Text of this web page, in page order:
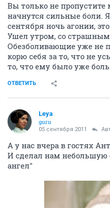
Вы только не пропустите
начнутся сильные боли.
сентября ночь агонии,
Ушел утром, со
Обезболивающие уже не
корю себя за то, что не
то, что ему было уже
ОТВЕТИТЬ
Leya
guru
05 сентября 2011
А у нас вчера в гостях
И сделал нам небольшую
ангел"